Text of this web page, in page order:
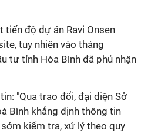
tiến độ dự án Ravi Onsen
tuy nhiên vào tháng
tư tỉnh Hòa Bình đã phủ nhận
"Qua trao đổi, đại diện Sở
Bình khẳng định thông tin
kiểm tra, xử lý theo quy